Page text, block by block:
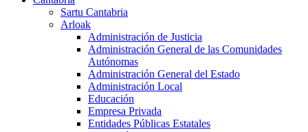
Sartu Cantabria
Arloak
Administración de Justicia
Administración General de las Comunidades
Autónomas
Administración General del Estado
Administración Local
Educación
Empresa Privada
Entidades Públicas Estatales